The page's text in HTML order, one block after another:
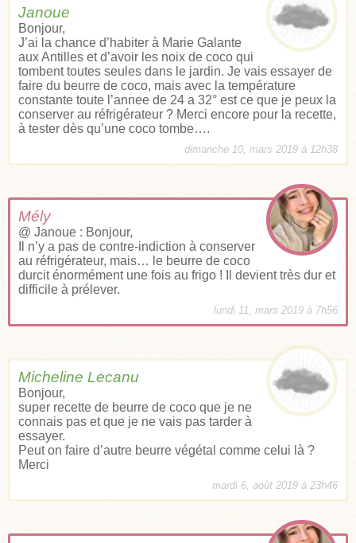
Janoue
Bonjour,
J’ai la chance d’habiter à Marie Galante
aux Antilles et d’avoir les noix de coco qui
tombent toutes seules dans le jardin. Je vais essayer de
faire du beurre de coco, mais avec la température
constante toute l’annee de 24 a 32° est ce que je peux la
conserver au réfrigérateur ? Merci encore pour la recette,
à tester dès qu’une coco tombe….
dimanche 10, mars 2019 à 12h38
Mély
@ Janoue : Bonjour,
Il n’y a pas de contre-indiction à conserver
au réfrigérateur, mais… le beurre de coco
durcit énormément une fois au frigo ! Il devient très dur et
difficile à prélever.
lundi 11, mars 2019 à 7h56
Micheline Lecanu
Bonjour,
super recette de beurre de coco que je ne
connais pas et que je ne vais pas tarder à
essayer.
Peut on faire d’autre beurre végétal comme celui là ?
Merci
mardi 6, août 2019 à 23h46